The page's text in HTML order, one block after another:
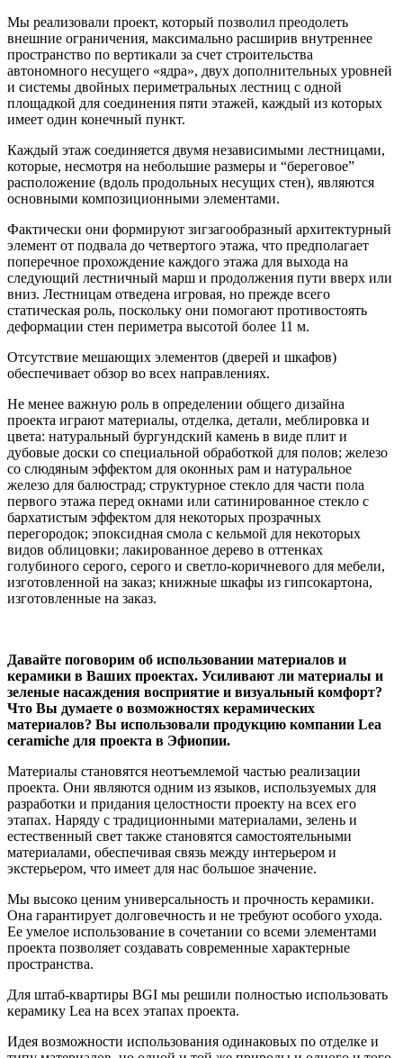
Мы реализовали проект, который позволил преодолеть
внешние ограничения, максимально расширив внутреннее
пространство по вертикали за счет строительства
автономного несущего «ядра», двух дополнительных уровней
и системы двойных периметральных лестниц с одной
площадкой для соединения пяти этажей, каждый из которых
имеет один конечный пункт.
Каждый этаж соединяется двумя независимыми лестницами,
которые, несмотря на небольшие размеры и “береговое”
расположение (вдоль продольных несущих стен), являются
основными композиционными элементами.
Фактически они формируют зигзагообразный архитектурный
элемент от подвала до четвертого этажа, что предполагает
поперечное прохождение каждого этажа для выхода на
следующий лестничный марш и продолжения пути вверх или
вниз. Лестницам отведена игровая, но прежде всего
статическая роль, поскольку они помогают противостоять
деформации стен периметра высотой более 11 м.
Отсутствие мешающих элементов (дверей и шкафов)
обеспечивает обзор во всех направлениях.
Не менее важную роль в определении общего дизайна
проекта играют материалы, отделка, детали, меблировка и
цвета: натуральный бургундский камень в виде плит и
дубовые доски со специальной обработкой для полов; железо
со слюдяным эффектом для оконных рам и натуральное
железо для балюстрад; структурное стекло для части пола
первого этажа перед окнами или сатинированное стекло с
бархатистым эффектом для некоторых прозрачных
перегородок; эпоксидная смола с кельмой для некоторых
видов облицовки; лакированное дерево в оттенках
голубиного серого, серого и светло-коричневого для мебели,
изготовленной на заказ; книжные шкафы из гипсокартона,
изготовленные на заказ.
Давайте поговорим об использовании материалов и
керамики в Ваших проектах. Усиливают ли материалы и
зеленые насаждения восприятие и визуальный комфорт?
Что Вы думаете о возможностях керамических
материалов? Вы использовали продукцию компании Lea
ceramiche для проекта в Эфиопии.
Материалы становятся неотъемлемой частью реализации
проекта. Они являются одним из языков, используемых для
разработки и придания целостности проекту на всех его
этапах. Наряду с традиционными материалами, зелень и
естественный свет также становятся самостоятельными
материалами, обеспечивая связь между интерьером и
экстерьером, что имеет для нас большое значение.
Мы высоко ценим универсальность и прочность керамики.
Она гарантирует долговечность и не требуют особого ухода.
Ее умелое использование в сочетании со всеми элементами
проекта позволяет создавать современные характерные
пространства.
Для штаб-квартиры BGI мы решили полностью использовать
керамику Lea на всех этапах проекта.
Идея возможности использования одинаковых по отделке и